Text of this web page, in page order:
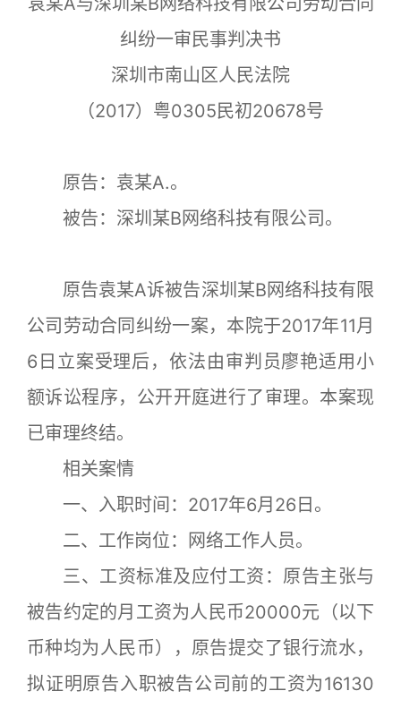
纠纷一审民事判决书
深圳市南山区人民法院
（2017）粤0305民初20678号
原告：袁某A.。
被告：深圳某B网络科技有限公司。
原告袁某A诉被告深圳某B网络科技有限
公司劳动合同纠纷一案，本院于2017年11月
6日立案受理后，依法由审判员廖艳适用小
额诉讼程序，公开开庭进行了审理。本案现
已审理终结。
相关案情
一、入职时间：2017年6月26日。
二、工作岗位：网络工作人员。
三、工资标准及应付工资：原告主张与
被告约定的月工资为人民币20000元（以下
币种均为人民币），原告提交了银行流水，
拟证明原告入职被告公司前的工资为16130